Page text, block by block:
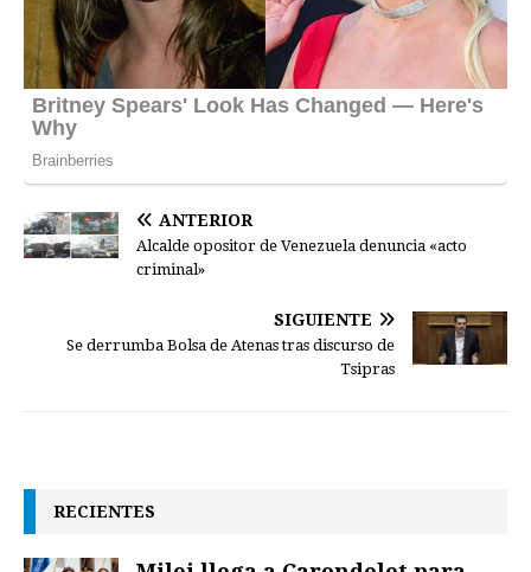
ANTERIOR
Alcalde opositor de Venezuela denuncia «acto
criminal»
SIGUIENTE
Se derrumba Bolsa de Atenas tras discurso de
Tsipras
RECIENTES